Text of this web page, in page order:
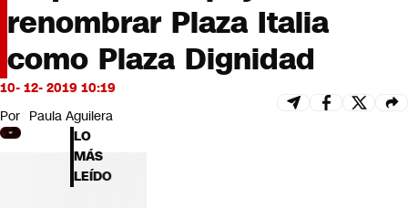
Bits
CNN tiempo
Futuro 360
renombrar Plaza Italia
como Plaza Dignidad
10- 12- 2019 10:19
Por Paula Aguilera
LO
MÁS
LEÍDO